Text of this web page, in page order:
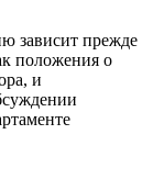
зависит прежде
положения о
и